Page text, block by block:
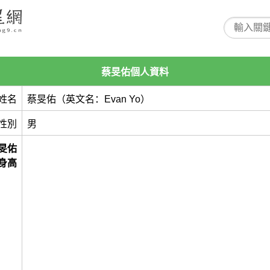
蔡旻佑個人資料
名 蔡旻佑（英文名：Evan Yo）
別 男
佑
高